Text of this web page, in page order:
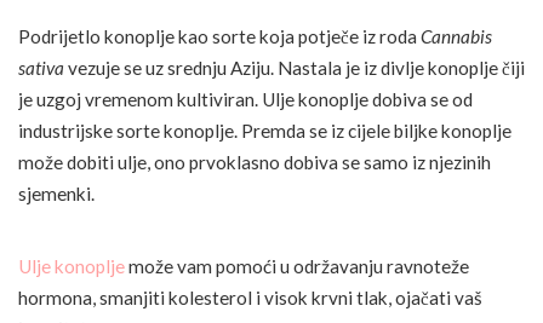
Podrijetlo konoplje kao sorte koja potječe iz roda Cannabis
sativa vezuje se uz srednju Aziju. Nastala je iz divlje konoplje čiji
je uzgoj vremenom kultiviran. Ulje konoplje dobiva se od
industrijske sorte konoplje. Premda se iz cijele biljke konoplje
može dobiti ulje, ono prvoklasno dobiva se samo iz njezinih
sjemenki.
Ulje konopljemože vam pomoći u održavanju ravnoteže
hormona, smanjiti kolesterol i visok krvni tlak, ojačati vaš